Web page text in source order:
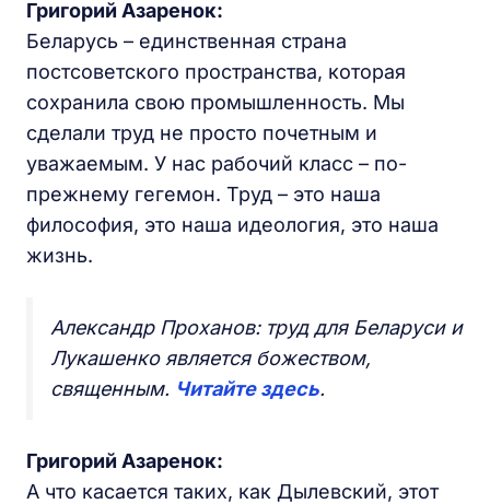
Григорий Азаренок:
Беларусь – единственная страна
постсоветского пространства, которая
сохранила свою промышленность. Мы
сделали труд не просто почетным и
уважаемым. У нас рабочий класс – по-
прежнему гегемон. Труд – это наша
философия, это наша идеология, это наша
жизнь.
Александр Проханов: труд для Беларуси и
Лукашенко является божеством,
священным. Читайте здесь.
Григорий Азаренок:
А что касается таких, как Дылевский, этот